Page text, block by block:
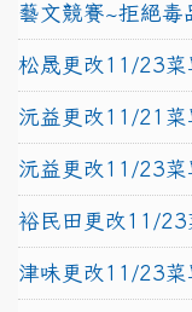
藝文競賽~拒絕毒
松晟更改11/23菜
沅益更改11/21菜
沅益更改11/23菜
裕民田更改11/23
津味更改11/23菜